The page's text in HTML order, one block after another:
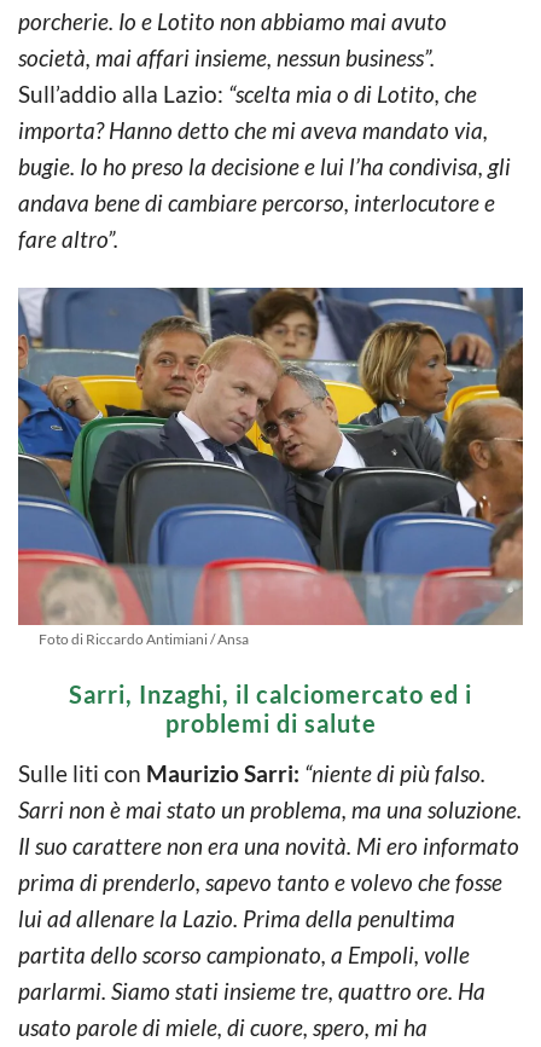
porcherie. Io e Lotito non abbiamo mai avuto
società, mai affari insieme, nessun business”.
Sull’addio alla Lazio: “scelta mia o di Lotito, che
importa? Hanno detto che mi aveva mandato via,
bugie. Io ho preso la decisione e lui l’ha condivisa, gli
andava bene di cambiare percorso, interlocutore e
fare altro”.
Foto di Riccardo Antimiani / Ansa
Sarri, Inzaghi, il calciomercato ed i
problemi di salute
Sulle liti con Maurizio Sarri: “niente di più falso.
Sarri non è mai stato un problema, ma una soluzione.
Il suo carattere non era una novità. Mi ero informato
prima di prenderlo, sapevo tanto e volevo che fosse
lui ad allenare la Lazio. Prima della penultima
partita dello scorso campionato, a Empoli, volle
parlarmi. Siamo stati insieme tre, quattro ore. Ha
usato parole di miele, di cuore, spero, mi ha